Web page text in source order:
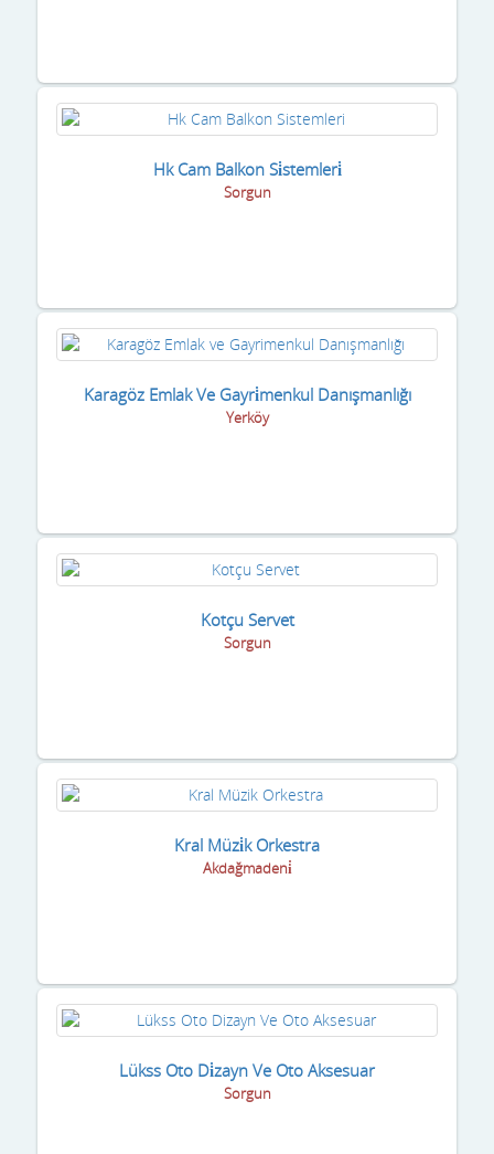
Hk Cam Balkon Si̇stemleri̇
Sorgun
Karagöz Emlak Ve Gayri̇menkul Danışmanlığı
Yerköy
Kotçu Servet
Sorgun
Kral Müzi̇k Orkestra
Akdağmadeni̇
Lükss Oto Di̇zayn Ve Oto Aksesuar
Sorgun